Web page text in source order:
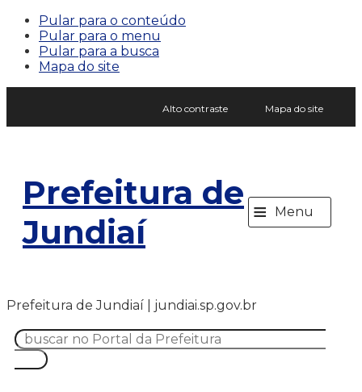
Pular para o conteúdo
Pular para o menu
Pular para a busca
Mapa do site
Alto contraste Mapa do site
Prefeitura de
Jundiaí
≡ Menu
Prefeitura de Jundiaí | jundiai.sp.gov.br